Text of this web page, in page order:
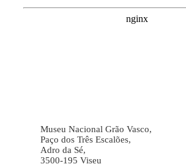
Museu Nacional Grão Vasco,
Paço dos Três Escalões,
Adro da Sé,
3500-195 Viseu